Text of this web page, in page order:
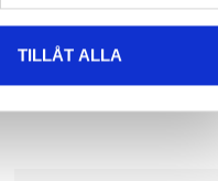
TILLÅT ALLA